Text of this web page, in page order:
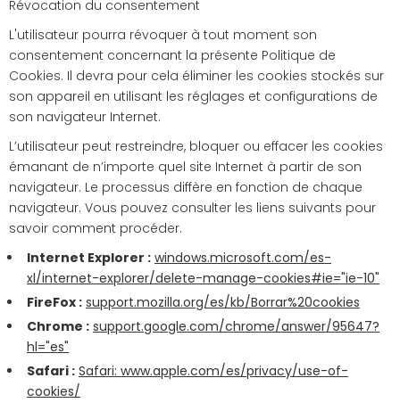
Révocation du consentement
L'utilisateur pourra révoquer à tout moment son
consentement concernant la présente Politique de
Cookies. Il devra pour cela éliminer les cookies stockés sur
son appareil en utilisant les réglages et configurations de
son navigateur Internet.
L’utilisateur peut restreindre, bloquer ou effacer les cookies
émanant de n’importe quel site Internet à partir de son
navigateur. Le processus diffère en fonction de chaque
navigateur. Vous pouvez consulter les liens suivants pour
savoir comment procéder.
Internet Explorer : windows.microsoft.com/es-
xl/internet-explorer/delete-manage-cookies#ie="ie-10"
FireFox : support.mozilla.org/es/kb/Borrar%20cookies
Chrome : support.google.com/chrome/answer/95647?
hl="es"
Safari : Safari: www.apple.com/es/privacy/use-of-
cookies/